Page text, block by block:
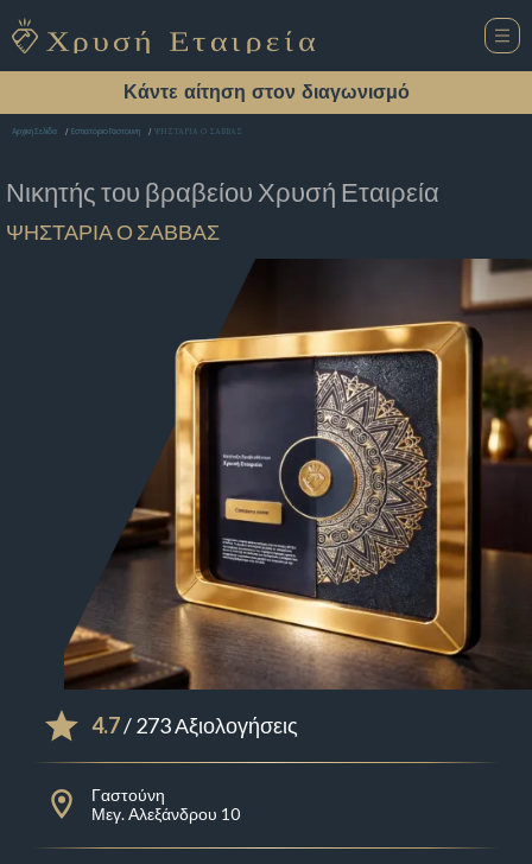
Κάντε αίτηση στον διαγωνισμό
Αρχική Σελίδα Εστιατόριο Γαστουνη ΨΗΣΤΑΡΙΑ Ο ΣΑΒΒΑΣ
Νικητής του βραβείου Χρυσή Εταιρεία
ΨΗΣΤΑΡΙΑ Ο ΣΑΒΒΑΣ
4.7/ 273 Αξιολογήσεις
Γαστούνη
Μεγ. Αλεξάνδρου 10